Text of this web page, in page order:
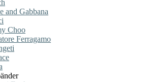
and Gabbana
Choo
Ferragamo